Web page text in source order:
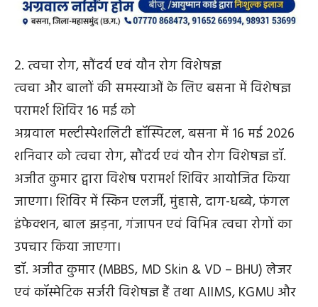
2. त्वचा रोग, सौंदर्य एवं यौन रोग विशेषज्ञ
त्वचा और बालों की समस्याओं के लिए बसना में विशेषज्ञ
परामर्श शिविर 16 मई को
अग्रवाल मल्टीस्पेशलिटी हॉस्पिटल, बसना में 16 मई 2026
शनिवार को त्वचा रोग, सौंदर्य एवं यौन रोग विशेषज्ञ डॉ.
अजीत कुमार द्वारा विशेष परामर्श शिविर आयोजित किया
जाएगा। शिविर में स्किन एलर्जी, मुंहासे, दाग-धब्बे, फंगल
इंफेक्शन, बाल झड़ना, गंजापन एवं विभिन्न त्वचा रोगों का
उपचार किया जाएगा।
डॉ. अजीत कुमार (MBBS, MD Skin & VD – BHU) लेजर
एवं कॉस्मेटिक सर्जरी विशेषज्ञ हैं तथा AIIMS, KGMU और